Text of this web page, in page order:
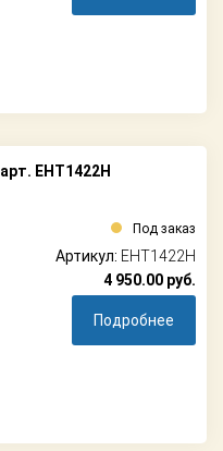
арт. EHT1422H
Под заказ
Артикул: EHT1422H
4 950.00 руб.
Подробнее